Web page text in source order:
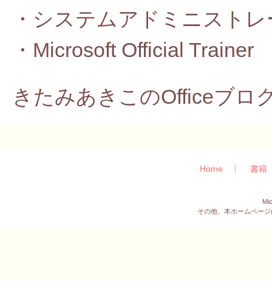
・システムアドミニスト
・Microsoft Official Trainer
きたみあきこのOfficeブ
Home 書籍
その他、本ホームペー